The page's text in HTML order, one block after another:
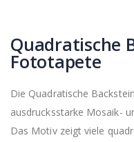
Quadratische
Fototapete
Die Quadratische
ausdrucksstarke Mosaik-
Das Motiv zeigt viele